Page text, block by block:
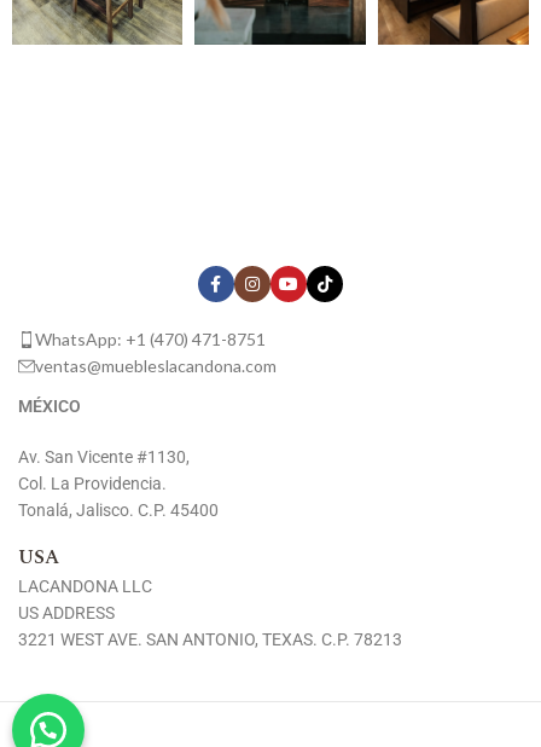
WhatsApp: +1 (470) 471-8751
ventas@muebleslacandona.com
MÉXICO
Av. San Vicente #1130,
Col. La Providencia.
Tonalá, Jalisco. C.P. 45400
USA
LACANDONA LLC
US ADDRESS
3221 WEST AVE. SAN ANTONIO, TEXAS. C.P. 78213
Muebles Lacandona